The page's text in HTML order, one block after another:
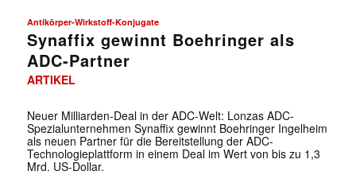
Antikörper-Wirkstoff-Konjugate
Synaffix gewinnt Boehringer als
ADC-Partner
ARTIKEL
Neuer Milliarden-Deal in der ADC-Welt: Lonzas ADC-
Spezialunternehmen Synaffix gewinnt Boehringer Ingelheim
als neuen Partner für die Bereitstellung der ADC-
Technologieplattform in einem Deal im Wert von bis zu 1,3
Mrd. US-Dollar.